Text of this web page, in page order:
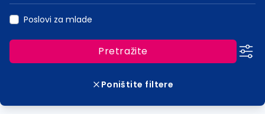
Poslovi za mlade
Pretražite
Poništite filtere